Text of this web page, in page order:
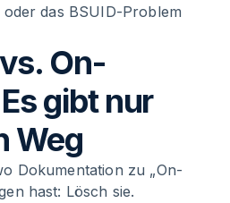
das BSUID-Problem
On-
gibt nur
Weg
Dokumentation zu „On-
hast: Lösch sie.